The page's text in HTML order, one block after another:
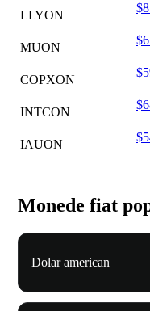
LLYON
MUON
COPXON
INTCON
IAUON
Monede fiat
Dolar american